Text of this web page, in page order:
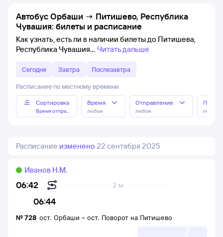
Автобус Орбаши → Питишево, Республика
Чувашия: билеты и расписание
Как узнать, есть ли в наличии билеты до Питишева,
Республика Чувашия
Читать дальше
Сегодня Завтра Послезавтра
Расписание по местному времени
Сортировка
Время отправления
Время
любое
Отправление
любое любое
Расписание изменено 22 сентября 2025
06:42
06:44
2 м
Иванов Н.М.
№728 ост. Орбаши – ост. Поворот на Питишево